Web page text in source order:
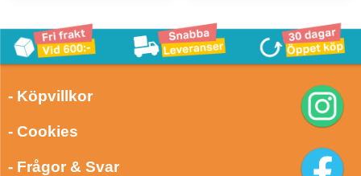
- Köpvillkor
- Cookies
- Frågor & Svar